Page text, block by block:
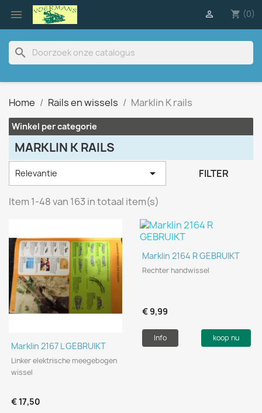
 shopping_cart (0)

search
Home Rails en wissels Marklin K rails
Winkel per categorie
MARKLIN K RAILS
Relevantie  FILTER
Item 1-48 van 163 in totaal item(s)
Marklin 2167 L GEBRUIKT
Linker elektrische meegebogen
wissel
€ 17,50
Marklin 2164 R GEBRUIKT
Rechter handwissel
€ 9,99
Info koop nu